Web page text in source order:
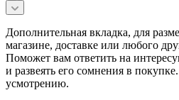
Дополнительная вкладка, для
магазине, доставке или любого
Поможет вам ответить на
и развеять его сомнения в
усмотрению.